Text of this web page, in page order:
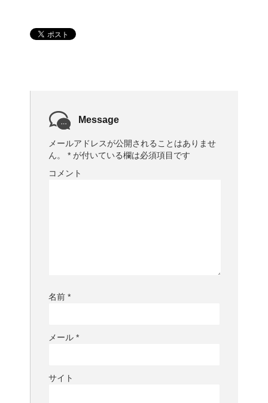
Message
メールアドレスが公開されることはありませ
ん。
* が付いている欄は必須項目です
コメント
名前 *
メール *
サイト